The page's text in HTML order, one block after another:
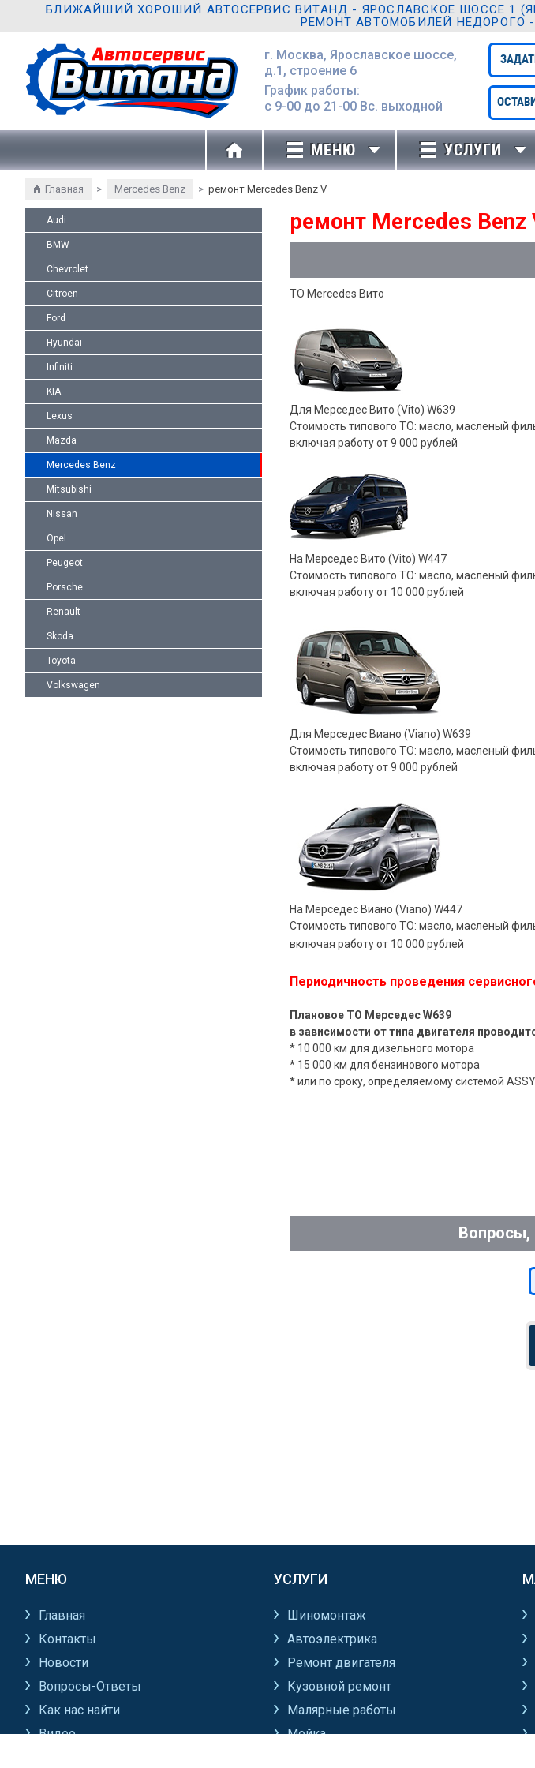
БЛИЖАЙШИЙ ХОРОШИЙ АВТОСЕРВИС ВИТАНД - ЯРОСЛАВСКОЕ ШОССЕ 1
РЕМОНТ АВТОМОБИЛЕЙ НЕДОРОГО
г. Москва, Ярославское шоссе,
д.1, строение 6
График работы:
с 9-00 до 21-00 Вc. выходной
МЕНЮ УСЛУГИ
Главная > Mercedes Benz > ремонт Mercedes Benz V
Audi
BMW
Chevrolet
Citroen
Ford
Hyundai
Infiniti
KIA
Lexus
Mazda
Mercedes Benz
Mitsubishi
Nissan
Opel
Peugeot
Porsche
Renault
Skoda
Toyota
Volkswagen
ремонт Mercedes Benz
ТО Mercedes Bито
Для Мерседес Bито (Vito) W639
Стоимость типового ТО: масло, масленый
включая работу от 9 000 рублей
На Мерседес Bито (Vito) W447
Стоимость типового ТО: масло, масленый
включая работу от 10 000 рублей
Для Мерседес Bиано (Viano) W639
Стоимость типового ТО: масло, масленый
включая работу от 9 000 рублей
На Мерседес Bиано (Viano) W447
Стоимость типового ТО: масло, масленый
включая работу от 10 000 рублей
Периодичность проведения
Плановое ТО Мерседес W639
в зависимости от типа двигателя
* 10 000 км для дизельного мотора
* 15 000 км для бензинового мотора
* или по сроку, определяемому системой
Вопросы,
МЕНЮ
Главная
Контакты
Новости
Вопросы-Ответы
Как нас найти
Видео
УСЛУГИ
Шиномонтаж
Автоэлектрика
Ремонт двигателя
Кузовной ремонт
Малярные работы
Мойка